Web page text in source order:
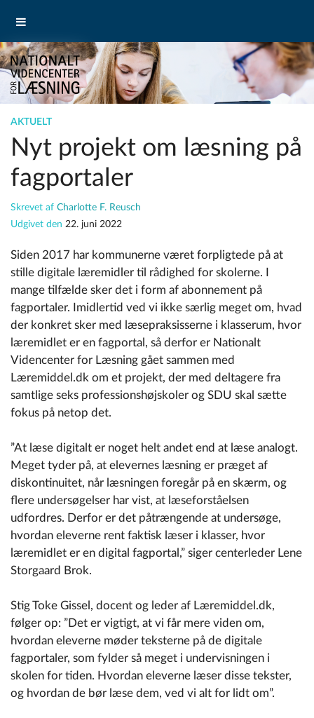
AKTUELT
Nyt projekt om læsning på
fagportaler
Skrevet af Charlotte F. Reusch
Udgivet den 22. juni 2022
Siden 2017 har kommunerne været forpligtede på at
stille digitale læremidler til rådighed for skolerne. I
mange tilfælde sker det i form af abonnement på
fagportaler. Imidlertid ved vi ikke særlig meget om, hvad
der konkret sker med læsepraksisserne i klasserum, hvor
læremidlet er en fagportal, så derfor er Nationalt
Videncenter for Læsning gået sammen med
Læremiddel.dk om et projekt, der med deltagere fra
samtlige seks professionshøjskoler og SDU skal sætte
fokus på netop det.
”At læse digitalt er noget helt andet end at læse analogt.
Meget tyder på, at elevernes læsning er præget af
diskontinuitet, når læsningen foregår på en skærm, og
flere undersøgelser har vist, at læseforståelsen
udfordres. Derfor er det påtrængende at undersøge,
hvordan eleverne rent faktisk læser i klasser, hvor
læremidlet er en digital fagportal,” siger centerleder Lene
Storgaard Brok.
Stig Toke Gissel, docent og leder af Læremiddel.dk,
følger op: ”Det er vigtigt, at vi får mere viden om,
hvordan eleverne møder teksterne på de digitale
fagportaler, som fylder så meget i undervisningen i
skolen for tiden. Hvordan eleverne læser disse tekster,
og hvordan de bør læse dem, ved vi alt for lidt om”.